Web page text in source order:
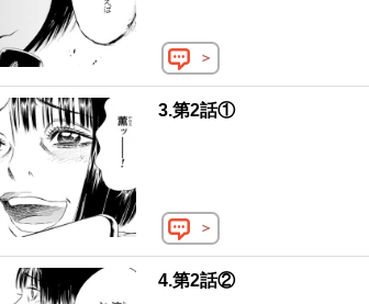
＞
3.第2話①
＞
4.第2話②